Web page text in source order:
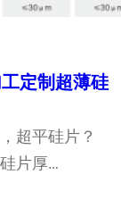
定制超薄硅
超平硅片？
片厚…